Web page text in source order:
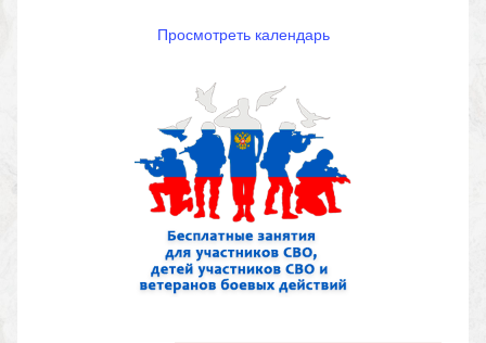
Просмотреть календарь